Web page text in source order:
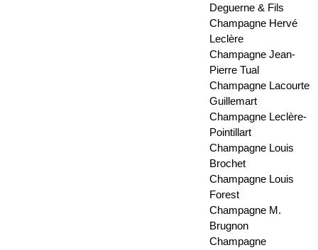
Deguerne & Fils
Champagne Hervé
Leclère
Champagne Jean-
Pierre Tual
Champagne Lacourte
Guillemart
Champagne Leclère-
Pointillart
Champagne Louis
Brochet
Champagne Louis
Forest
Champagne M.
Brugnon
Champagne